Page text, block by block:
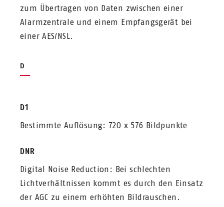
zum Übertragen von Daten zwischen einer
Alarmzentrale und einem Empfangsgerät bei
einer AES/NSL.
D
D1
Bestimmte Auflösung: 720 x 576 Bildpunkte
DNR
Digital Noise Reduction: Bei schlechten
Lichtverhältnissen kommt es durch den Einsatz
der AGC zu einem erhöhten Bildrauschen.